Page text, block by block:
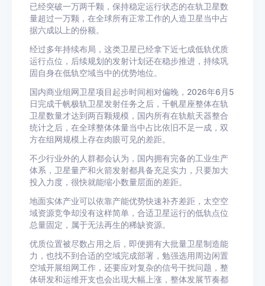
已经突破一万两千颗，保持稳定运行状态的在轨卫星数
量超过一万颗，在全球所有正常工作的人造卫星当中占
据六成以上的份额。
经过多年持续布局，这类卫星已经拿下近七成低轨优质
运行点位，后续规划的发射计划还在稳步推进，持续巩
固自身在低轨空域当中的优势地位。
国内商业组网卫星项目起步时间相对偏晚，2026年6月5
日完成千帆极轨卫星发射任务之后，千帆星座整体在轨
卫星数量才达到两百颗规模，国内所有在轨航天器整合
统计之后，在全球整体体量当中占比依旧不足一成，双
方在组网规模上存在肉眼可见的差距。
不少行业外的人群都会认为，国内拥有完备的工业生产
体系，卫星量产和火箭发射都具备充足实力，只要加大
投入力度，很快就能缩小数量层面的差距。
地面实体产业可以依靠产能优势快速补齐差距，太空空
域资源竞争却没有这样简单，合适卫星运行的低轨点位
总量固定，属于无法再生的稀缺资源。
优质位置被尽数占用之后，即便拥有大批量卫星制造能
力，也找不到合适的空域完成部署，勉强选用周边闲置
空域开展组网工作，还要应对复杂的信号干扰问题，整
体研发和运维开支也会出现大幅上涨，整体发展节奏都